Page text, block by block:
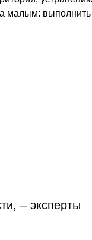
– эксперты